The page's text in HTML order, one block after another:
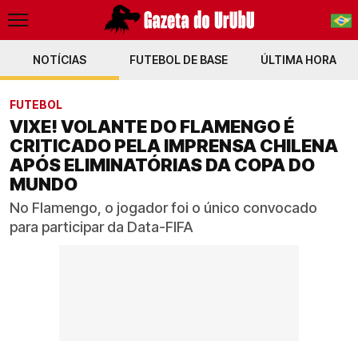
PT-BR
NOTÍCIAS FUTEBOL DE BASE ÚLTIMA HORA
FUTEBOL
VIXE! VOLANTE DO FLAMENGO É
CRITICADO PELA IMPRENSA CHILENA
APÓS ELIMINATÓRIAS DA COPA DO
MUNDO
No Flamengo, o jogador foi o único convocado
para participar da Data-FIFA